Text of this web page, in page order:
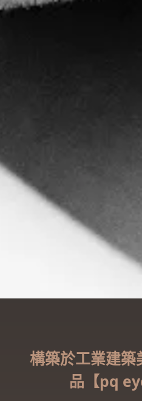
構築於工業建
品【pq